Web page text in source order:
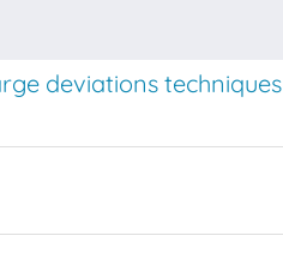
deviations techniques